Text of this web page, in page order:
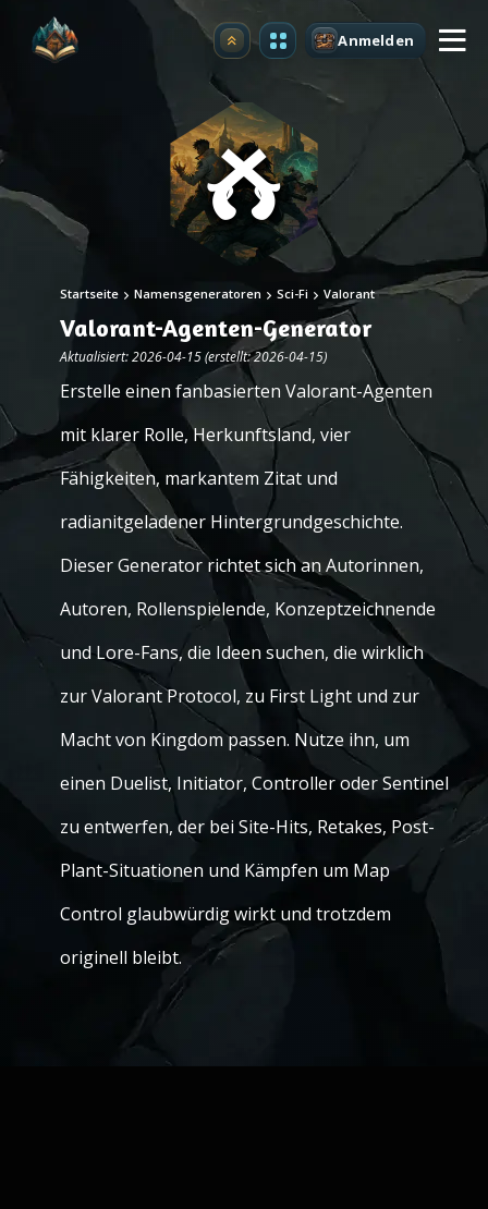
Upgrade Anmelden
Startseite Namensgeneratoren Sci-Fi Valorant
Valorant-Agenten-Generator
Aktualisiert: 2026-04-15 (erstellt: 2026-04-15)
Erstelle einen fanbasierten Valorant-Agenten
mit klarer Rolle, Herkunftsland, vier
Fähigkeiten, markantem Zitat und
radianitgeladener Hintergrundgeschichte.
Dieser Generator richtet sich an Autorinnen,
Autoren, Rollenspielende, Konzeptzeichnende
und Lore-Fans, die Ideen suchen, die wirklich
zur Valorant Protocol, zu First Light und zur
Macht von Kingdom passen. Nutze ihn, um
einen Duelist, Initiator, Controller oder Sentinel
zu entwerfen, der bei Site-Hits, Retakes, Post-
Plant-Situationen und Kämpfen um Map
Control glaubwürdig wirkt und trotzdem
originell bleibt.